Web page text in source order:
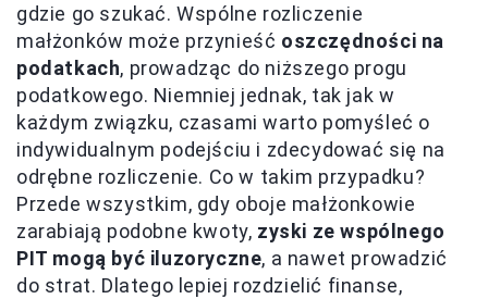
gdzie go szukać. Wspólne rozliczenie
małżonków może przynieść oszczędności na
podatkach, prowadząc do niższego progu
podatkowego. Niemniej jednak, tak jak w
każdym związku, czasami warto pomyśleć o
indywidualnym podejściu i zdecydować się na
odrębne rozliczenie. Co w takim przypadku?
Przede wszystkim, gdy oboje małżonkowie
zarabiają podobne kwoty, zyski ze wspólnego
PIT mogą być iluzoryczne, a nawet prowadzić
do strat. Dlatego lepiej rozdzielić finanse,